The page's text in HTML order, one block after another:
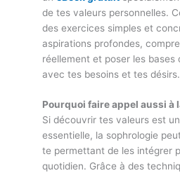
de tes valeurs personnelles.
des exercices simples et
aspirations profondes,
réellement et poser les bases
avec tes besoins et tes désirs.
Pourquoi faire appel aussi à
Si découvrir tes valeurs est
essentielle, la sophrologie
te permettant de les intégrer
quotidien. Grâce à des